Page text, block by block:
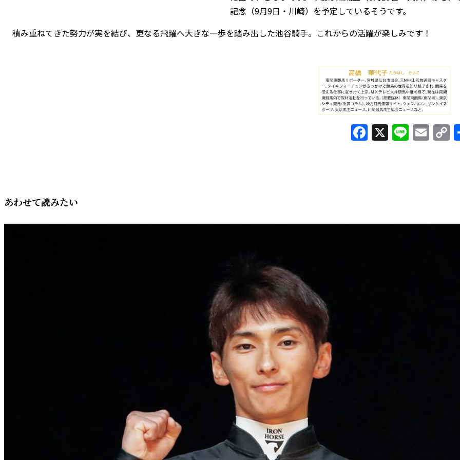
記念（9月9日・川崎）を予定しているそうです。
積み重ねてきた努力が実を結び、更なる飛躍へ大きな一歩を踏み出した池谷騎手。これからの活躍が楽しみです！
Facebook
X Line
あわせて読みたい